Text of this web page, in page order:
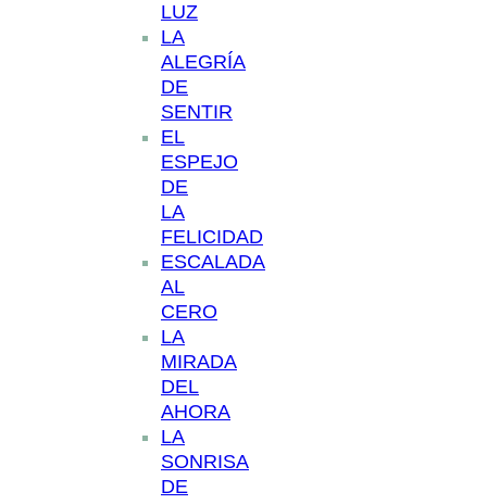
LUZ
LA
ALEGRÍA
DE
SENTIR
EL
ESPEJO
DE
LA
FELICIDAD
ESCALADA
AL
CERO
LA
MIRADA
DEL
AHORA
LA
SONRISA
DE